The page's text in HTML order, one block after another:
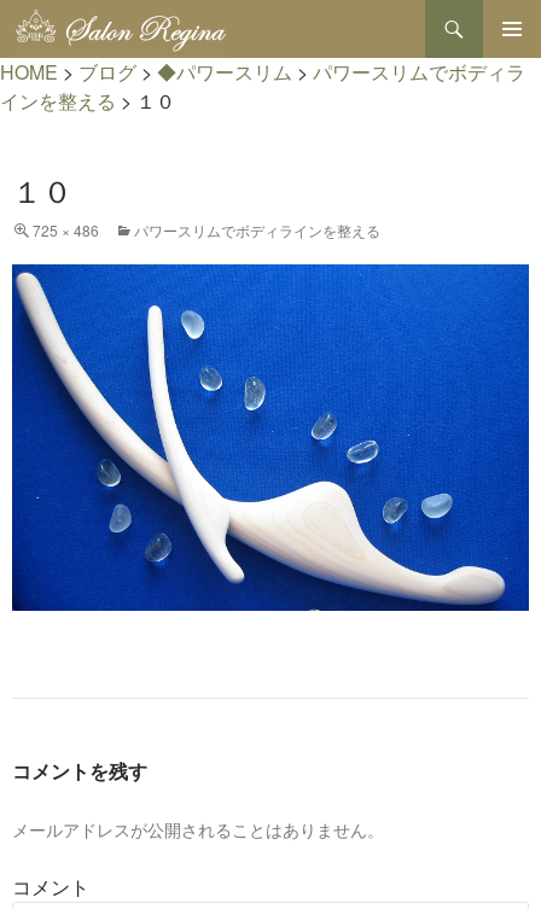
検
索
メインメ
ニュー
ン
HOME > ブログ > ◆パワースリム > パワースリムでボディラ
インを整える > １０
１０
725 × 486 パワースリムでボディラインを整える
コメントを残す
メールアドレスが公開されることはありません。
コメント